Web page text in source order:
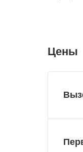
Цены